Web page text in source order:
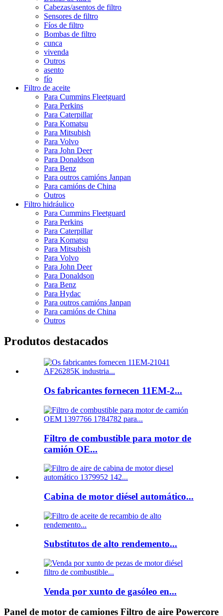
Cabezas/asentos de filtro
Sensores de filtro
Fíos de filtro
Bombas de filtro
cunca
vivenda
Outros
asento
fío
Filtro de aceite
Para Cummins Fleetguard
Para Perkins
Para Caterpillar
Para Komatsu
Para Mitsubish
Para Volvo
Para John Deer
Para Donaldson
Para Benz
Para outros camións Janpan
Para camións de China
Outros
Filtro hidráulico
Para Cummins Fleetguard
Para Perkins
Para Caterpillar
Para Komatsu
Para Mitsubish
Para Volvo
Para John Deer
Para Donaldson
Para Benz
Para Hydac
Para outros camións Janpan
Para camións de China
Outros
Produtos destacados
Os fabricantes fornecen 11EM-2...
Filtro de combustible para motor de
camión OE...
Cabina de motor diésel automático...
Substitutos de alto rendemento...
Venda por xunto de gasóleo en...
Panel de motor de camiones Filtro de aire Powercore